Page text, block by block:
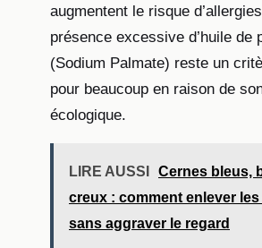
augmentent le risque
présence excessive d’huile de
(Sodium Palmate) reste un
pour beaucoup en raison de
écologique.
LIRE AUSSI
Cernes bleus,
creux : comment enlever
sans aggraver le regard